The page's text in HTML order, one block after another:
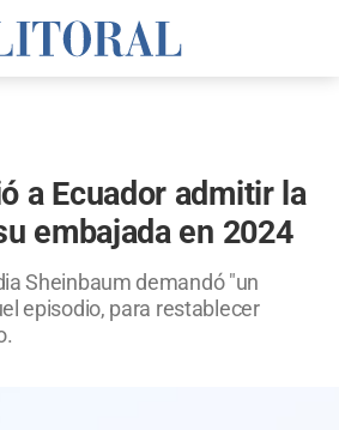
a Ecuador admitir la
embajada en 2024
Sheinbaum demandó "un
episodio, para restablecer